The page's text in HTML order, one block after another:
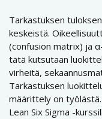
Tarkastuksen
keskeistä.
(confusion matrix) ja
tätä kutsutaan
virheitä,
Tarkastuksen
määrittely on
Lean Six Sigma -